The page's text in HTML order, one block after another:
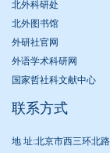
北外科研处
北外图书馆
外研社官网
外语学术科研网
国家哲社科文献中心
联系方式
地 址:北京市西三环北